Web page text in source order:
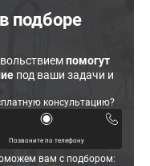
подборе
помогут
под ваши задачи и
консультацию?
Позвоните по телефону
вам с подбором: